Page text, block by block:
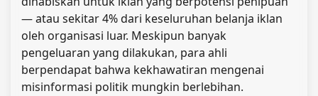
— atau sekitar 4% dari keseluruhan belanja iklan
oleh organisasi luar. Meskipun banyak
pengeluaran yang dilakukan, para ahli
berpendapat bahwa kekhawatiran mengenai
misinformasi politik mungkin berlebihan.